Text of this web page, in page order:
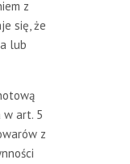
z
się, że
lub
art. 5
z